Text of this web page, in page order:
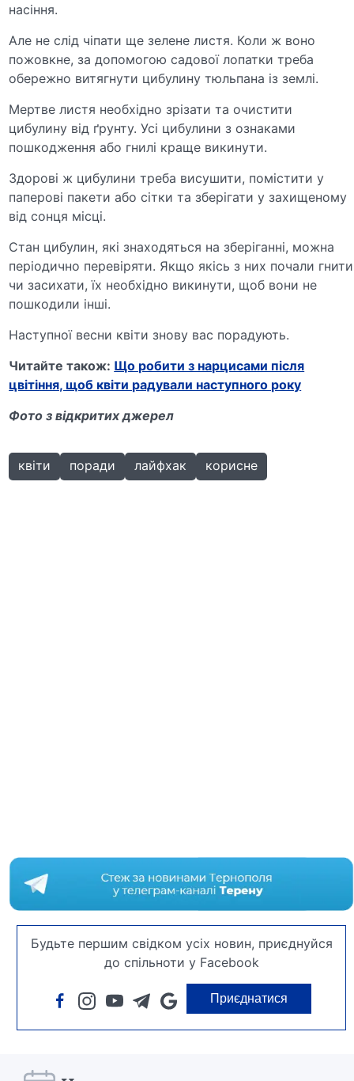
насіння.
Але не слід чіпати ще зелене листя. Коли ж воно
пожовкне, за допомогою садової лопатки треба
обережно витягнути цибулину тюльпана із землі.
Мертве листя необхідно зрізати та очистити
цибулину від ґрунту. Усі цибулини з ознаками
пошкодження або гнилі краще викинути.
Здорові ж цибулини треба висушити, помістити у
паперові пакети або сітки та зберігати у захищеному
від сонця місці.
Стан цибулин, які знаходяться на зберіганні, можна
періодично перевіряти. Якщо якісь з них почали гнити
чи засихати, їх необхідно викинути, щоб вони не
пошкодили інші.
Наступної весни квіти знову вас порадують.
Читайте також: Що робити з нарцисами після
цвітіння, щоб квіти радували наступного року
Фото з відкритих джерел
квіти поради лайфхак корисне
Будьте першим свідком усіх новин, приєднуйся
до спільноти у Facebook
Приєднатися